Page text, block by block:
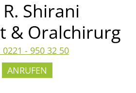
Shirani
& Oralchirurg
0221 - 950 32 50
ANRUFEN